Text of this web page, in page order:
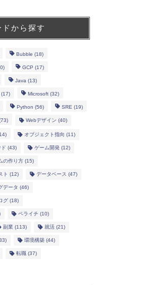
ドから探す
Bubble (18)
GCP (17)
Java (13)
Microsoft(32)
Python (56) SRE (19)
Webデザイン (40)
オブジェクト指向 (11)
ド (43) ゲーム開発(12)
の作り方(15)
ト (12) データベース (47)
データ (46)
グ(18)
ペライチ (10)
副業(113) 就活(21)
環境構築(44)
転職 (37)